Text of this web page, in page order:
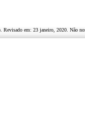
Revisado em: 23 janeiro, 2020 . Não